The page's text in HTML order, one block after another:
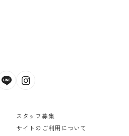
スタッフ募集
サイトのご利用について